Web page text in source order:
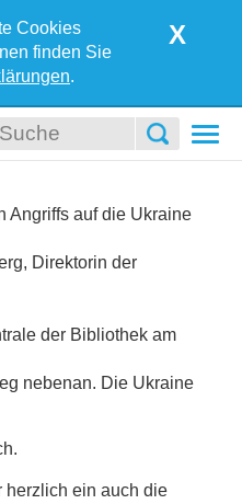
Cookies
finden Sie
.
X
Angriffs auf die Ukraine
Direktorin der
der Bibliothek am
nebenan. Die Ukraine
herzlich ein auch die